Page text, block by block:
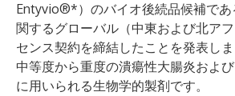
Entyvio®*）のバイオ後続品候補であ
関するグローバル（中東および北ア
センス契約を締結したことを発表しま
中等度から重度の潰瘍性大腸炎およ
に用いられる生物学的製剤です。